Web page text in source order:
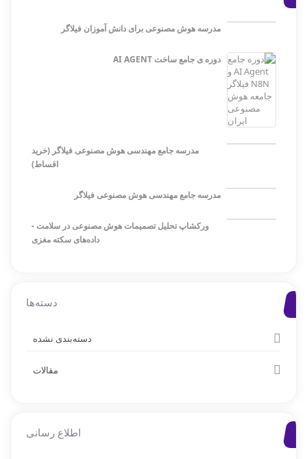
مدرسه هوش مصنوعی برای دانش آموزان فیلاگر
دوره ی جامع ساخت AI AGENT
مدرسه جامع مهندسی هوش مصنوعی فیلاگر (خرید
اقساط)
مدرسه جامع مهندسی هوش مصنوعی فیلاگر
ورکشاپ تحلیل تصمیمات هوش مصنوعی در سلامت -
داده‌های سکته مغزی
دسته‌ها
دسته‌بندی نشده
مقالات
اطلاع رسانی